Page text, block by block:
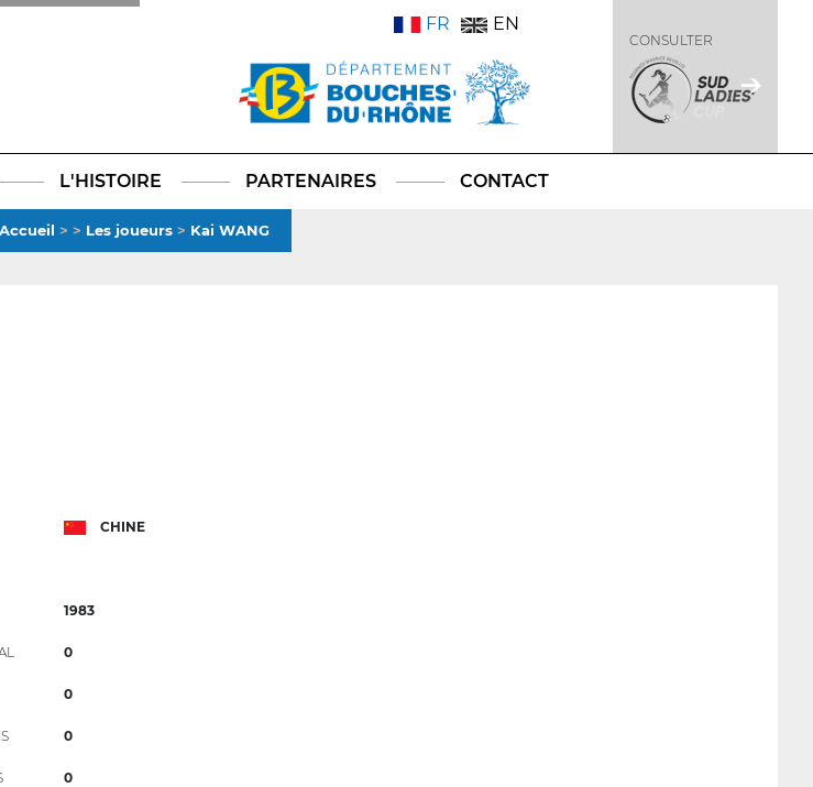
LinkedIn
X
FR EN
CONSULTER
L'HISTOIRE PARTENAIRES CONTACT
Accueil > > Les joueurs > Kai WANG
CHINE
1983
0
0
0
0